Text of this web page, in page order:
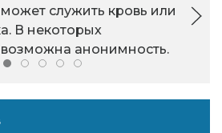
служить кровь или
В некоторых
анонимность.